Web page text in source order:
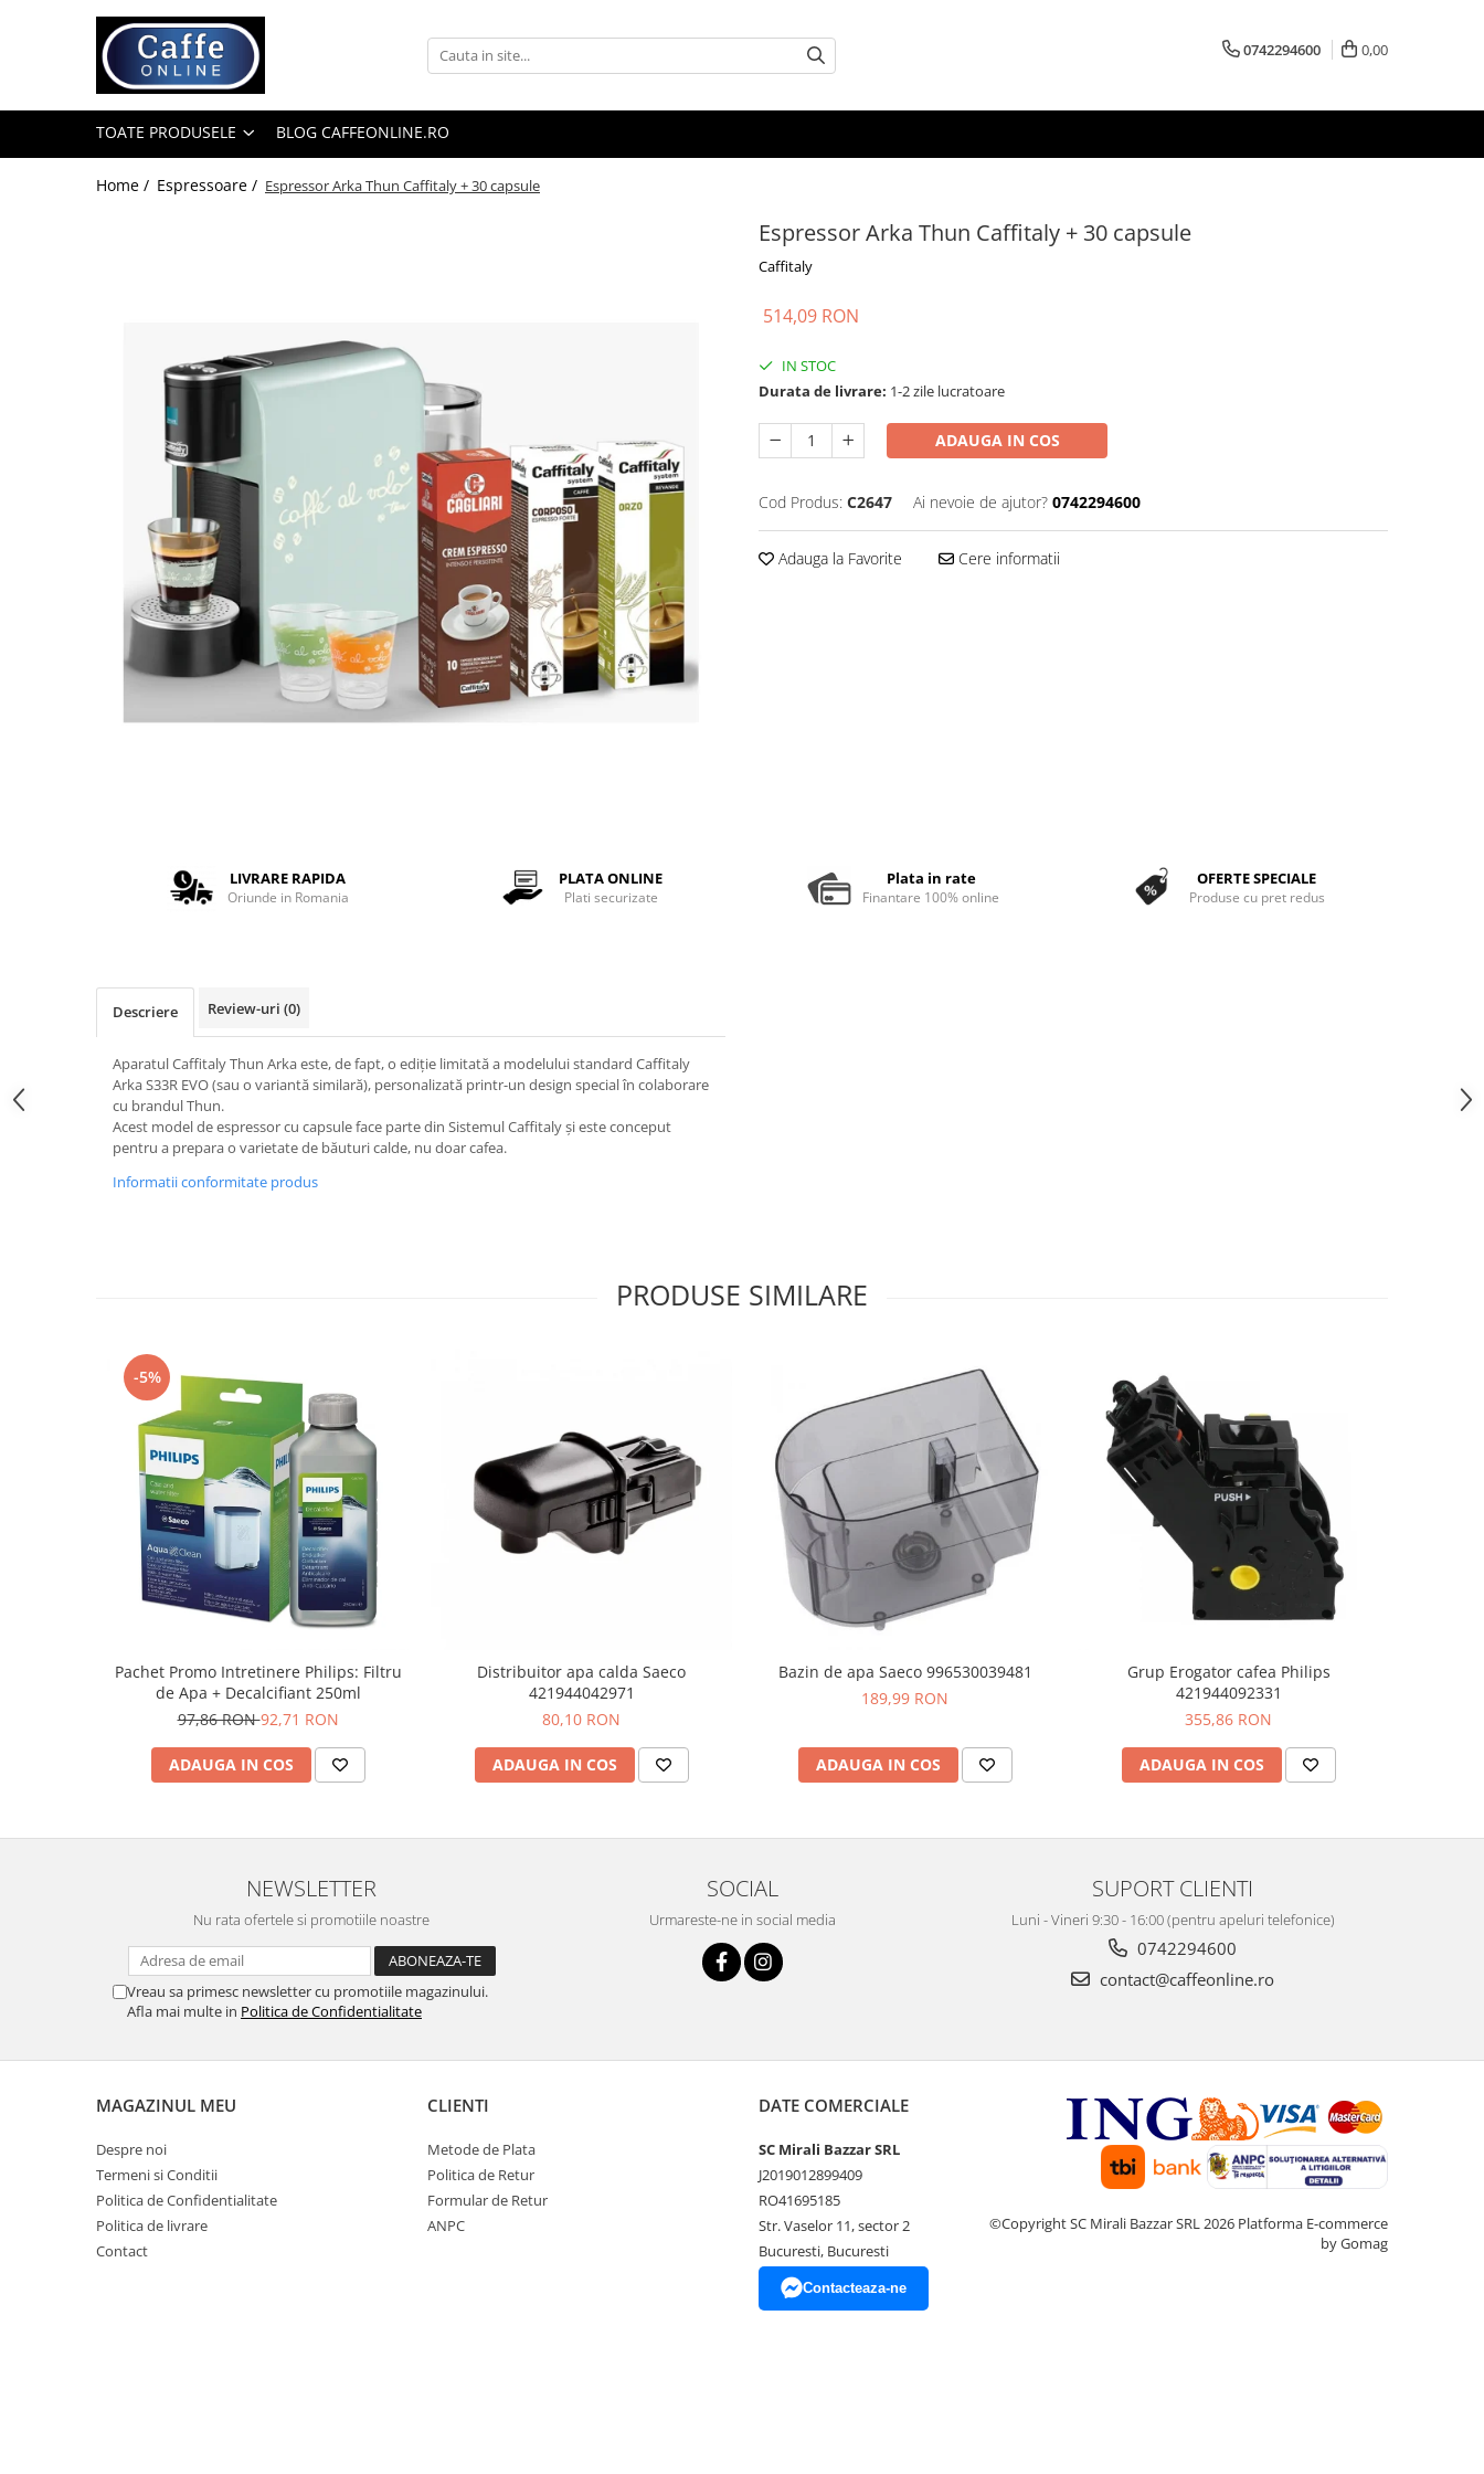
Toate Produsele
Capsule Cafea
Pahare de cafea
Pliculete Zahar si Miere
Stabilizatoare tensiune
Piese schimb espressoare
Accesorii si intretinere
0742294600 0,00
TOATE PRODUSELE BLOG CAFFEONLINE.RO
Home / Espressoare / Espressor Arka Thun Caffitaly + 30 capsule
Espressor Arka Thun Caffitaly + 30 capsule
Caffitaly
514,09 RON
IN STOC
Durata de livrare: 1-2 zile lucratoare
ADAUGA IN COS
Cod Produs: C2647 Ai nevoie de ajutor? 0742294600
Adauga la Favorite Cere informatii
LIVRARE RAPIDA
Oriunde in Romania
PLATA ONLINE
Plati securizate
Plata in rate
Finantare 100% online
OFERTE SPECIALE
Produse cu pret redus
Descriere Review-uri (0)
Aparatul Caffitaly Thun Arka este, de fapt, o ediție limitată a modelului standard Caffitaly
Arka S33R EVO (sau o variantă similară), personalizată printr-un design special în colaborare
cu brandul Thun.
Acest model de espressor cu capsule face parte din Sistemul Caffitaly și este conceput
pentru a prepara o varietate de băuturi calde, nu doar cafea.
Informatii conformitate produs
PRODUSE SIMILARE
-5%
Pachet Promo Intretinere Philips: Filtru
de Apa + Decalcifiant 250ml
97,86 RON92,71 RON
ADAUGA IN COS
Distribuitor apa calda Saeco
421944042971
80,10 RON
ADAUGA IN COS
Bazin de apa Saeco 996530039481
189,99 RON
ADAUGA IN COS
Grup Erogator cafea Philips
421944092331
355,86 RON
ADAUGA IN COS
NEWSLETTER
Nu rata ofertele si promotiile noastre
Vreau sa primesc newsletter cu promotiile magazinului.
Afla mai multe in Politica de Confidentialitate
SOCIAL
Urmareste-ne in social media
SUPORT CLIENTI
Luni - Vineri 9:30 - 16:00 (pentru apeluri telefonice)
0742294600
contact@caffeonline.ro
MAGAZINUL MEU
Despre noi
Termeni si Conditii
Politica de Confidentialitate
Politica de livrare
Contact
CLIENTI
Metode de Plata
Politica de Retur
Formular de Retur
ANPC
DATE COMERCIALE
SC Mirali Bazzar SRL
J2019012899409
RO41695185
Str. Vaselor 11, sector 2
Bucuresti, Bucuresti
Contacteaza-ne
©Copyright SC Mirali Bazzar SRL 2026 Platforma E-commerce
by Gomag